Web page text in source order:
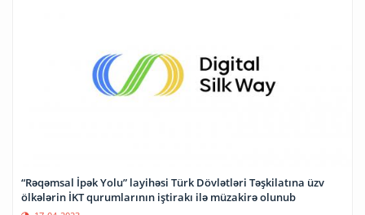
“Rəqəmsal İpək Yolu” layihəsi Türk Dövlətləri Təşkilatına üzv
ölkələrin İKT qurumlarının iştirakı ilə müzakirə olunub